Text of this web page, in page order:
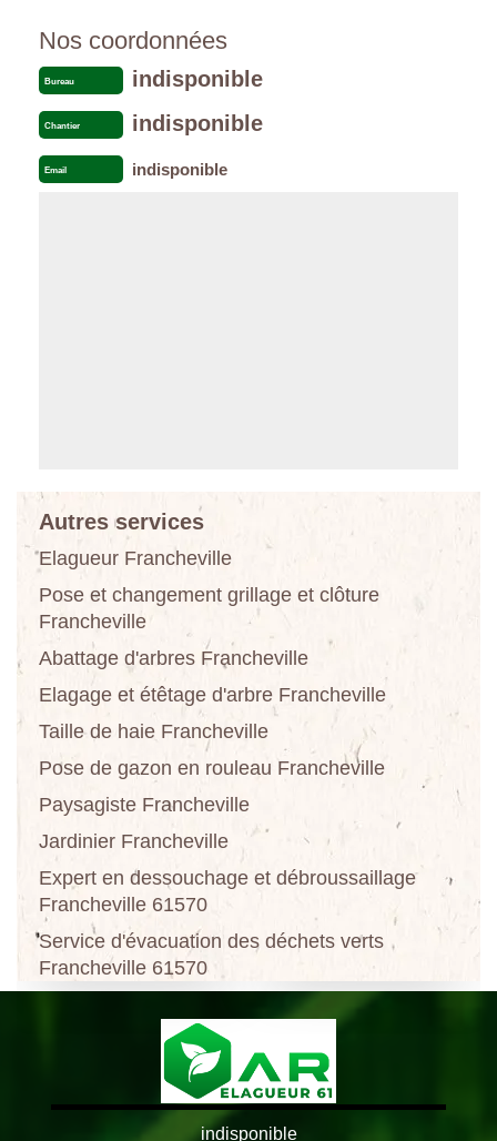
Nos coordonnées
Bureau indisponible
Chantier indisponible
Email indisponible
Autres services
Elagueur Francheville
Pose et changement grillage et clôture
Francheville
Abattage d'arbres Francheville
Elagage et étêtage d'arbre Francheville
Taille de haie Francheville
Pose de gazon en rouleau Francheville
Paysagiste Francheville
Jardinier Francheville
Expert en dessouchage et débroussaillage
Francheville 61570
Service d'évacuation des déchets verts
Francheville 61570
indisponible